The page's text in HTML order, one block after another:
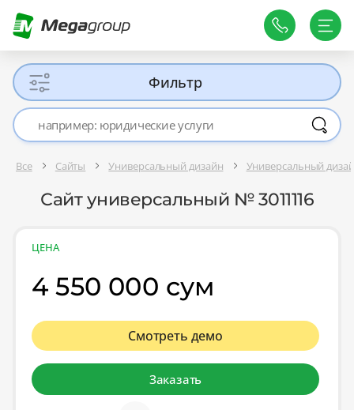
Фильтр
Все Сайты Универсальный дизайн Универсальный
Сайт универсальный № 3011116
ЦЕНА
4 550 000 сум
Смотреть демо
Заказать